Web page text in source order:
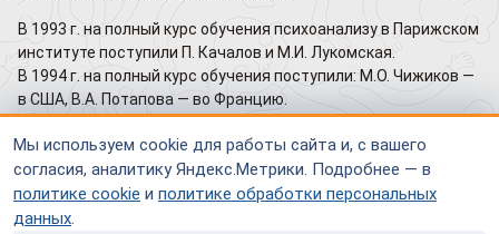
Мы используем cookie для работы сайта и, с вашего
согласия, аналитику Яндекс.Метрики. Подробнее — в
политике cookie и политике обработки персональных
данных.
В 1993 г. на полный курс обучения психоанализу в Парижском
институте поступили П. Качалов и М.И. Лукомская.
В 1994 г. на полный курс обучения поступили: М.О. Чижиков —
в США, В.А. Потапова — во Францию.
Краткосрочные курсы (3-6 месяцев) прошли в Англии Н.К.
Асанова и М.В. Игельник в 1993-1994 г.
В июле 1993 г. состоялся очередной Конгресс
Международной психоаналитической ассоциации. Нашими